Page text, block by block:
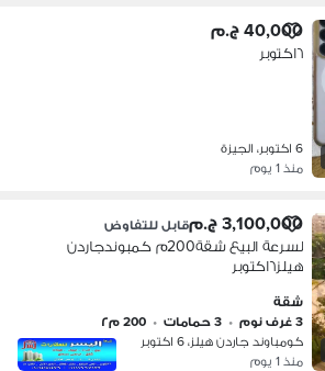
40,000 ج.م
٦اكتوبر
6 اكتوبر، الجيزة
منذ 1 يوم
3,100,000 ج.م قابل للتفاوض
لسرعة البيع شقة200م كمبوندجاردن
هيلز٦اكتوبر
شقة
3 غرف نوم
• 3 حمامات • 200 م٢
كومباوند جاردن هيلز، 6 اكتوبر
منذ 1 يوم